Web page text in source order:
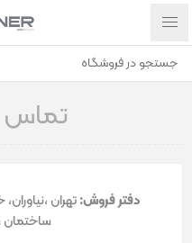
تماس
دفتر فروش:تهران
ساختمان